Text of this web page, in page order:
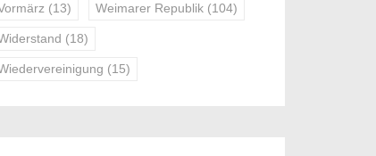
(13) Weimarer Republik (104)
(18)
(15)